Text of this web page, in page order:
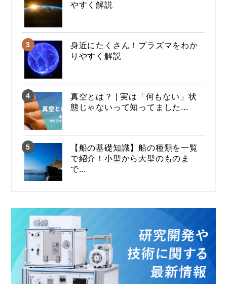
やすく解説
身近にたくさん！プラズマをわか
りやすく解説
真空とは？ | 実は「何もない」状
態じゃないって知ってました...
【船の基礎知識】船の種類を一覧
で紹介！小型から大型のものま
で...